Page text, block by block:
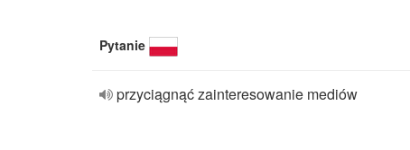
Pytanie
przyciągnąć zainteresowanie mediów